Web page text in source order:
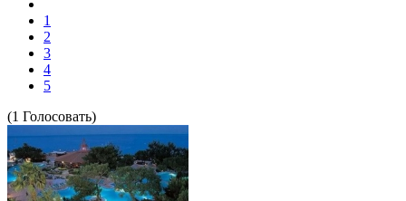
1
2
3
4
5
(1 Голосовать)